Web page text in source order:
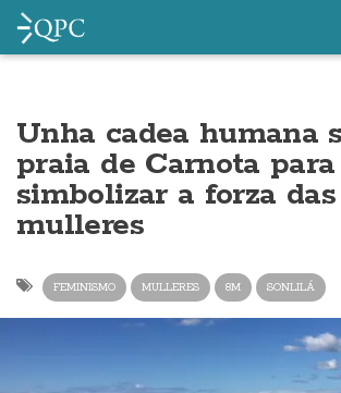
Unha cadea humana
praia de Carnota para
simbolizar a forza das
mulleres
FEMINISMO MULLERES 8M SONLILÁ